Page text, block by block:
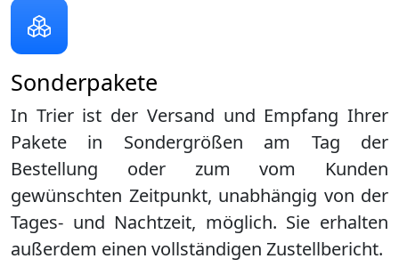
Sonderpakete
In Trier ist der Versand und Empfang Ihrer
Pakete in Sondergrößen am Tag der
Bestellung oder zum vom Kunden
gewünschten Zeitpunkt, unabhängig von der
Tages- und Nachtzeit, möglich. Sie erhalten
außerdem einen vollständigen Zustellbericht.